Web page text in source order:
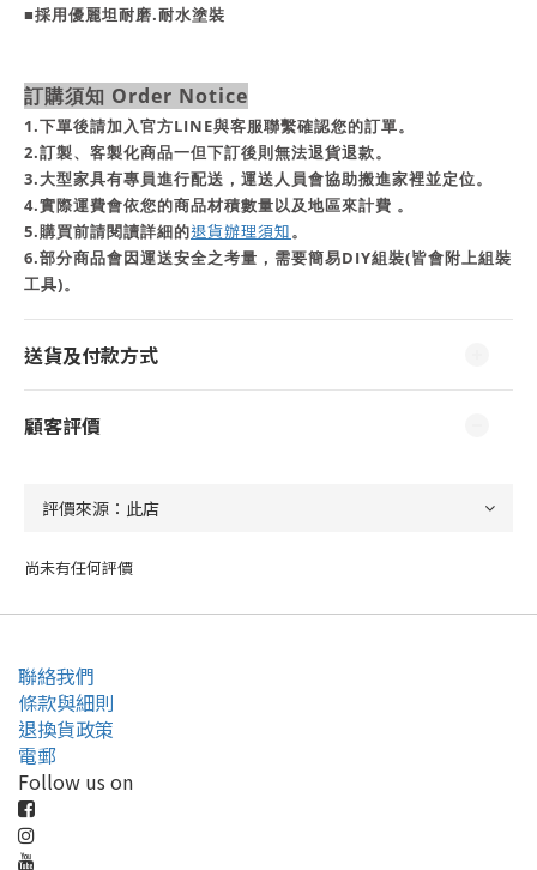
■採用優麗坦耐磨.耐水塗裝
訂購須知 Order Notice
1.下單後請加入官方LINE與客服聯繫確認您的訂單。
2.訂製、客製化商品一但下訂後則無法退貨退款。
3.大型家具有專員進行配送，運送人員會協助搬進家裡並定位。
4.實際運費會依您的商品材積數量以及地區來計費 。
5.購買前請閱讀詳細的退貨辦理須知。
6.部分商品會因運送安全之考量，需要簡易DIY組裝(皆會附上組裝
工具)。
送貨及付款方式
顧客評價
尚未有任何評價
聯絡我們
條款與細則
退換貨政策
電郵
Follow us on